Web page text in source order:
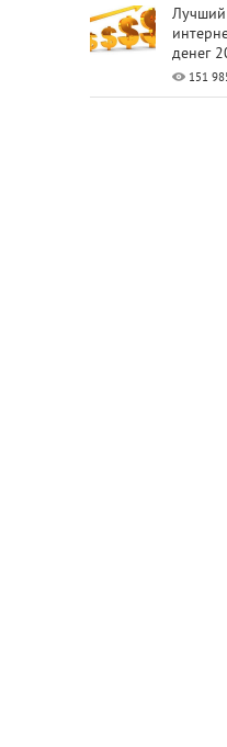
Лучший
денег
151